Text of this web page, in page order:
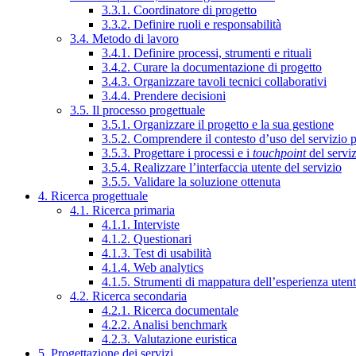
3.3.1. Coordinatore di progetto
3.3.2. Definire ruoli e responsabilità
3.4. Metodo di lavoro
3.4.1. Definire processi, strumenti e rituali
3.4.2. Curare la documentazione di progetto
3.4.3. Organizzare tavoli tecnici collaborativi
3.4.4. Prendere decisioni
3.5. Il processo progettuale
3.5.1. Organizzare il progetto e la sua gestione
3.5.2. Comprendere il contesto d’uso del servizio
3.5.3. Progettare i processi e i touchpointdel
3.5.4. Realizzare l’interfaccia utente del servizio
3.5.5. Validare la soluzione ottenuta
4. Ricerca progettuale
4.1. Ricerca primaria
4.1.1. Interviste
4.1.2. Questionari
4.1.3. Test di usabilità
4.1.4. Web analytics
4.1.5. Strumenti di mappatura dell’esperienza
4.2. Ricerca secondaria
4.2.1. Ricerca documentale
4.2.2. Analisi benchmark
4.2.3. Valutazione euristica
5. Progettazione dei servizi